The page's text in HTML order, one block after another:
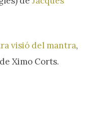
visió del mantra,
Ximo Corts.